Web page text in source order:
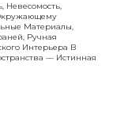
Невесомость,
Материалы,
Ручная
Интерьера В
— Истинная